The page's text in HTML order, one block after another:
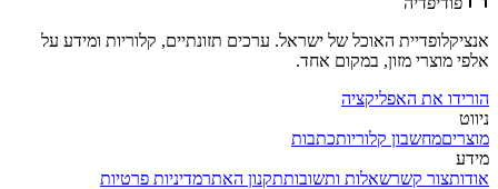
אנציקלופדיית האוכל של ישראל. ערכים תזונתיים, קלוריות ומידע על
אלפי מוצרי מזון, במקום אחד.
הורידו את האפליקציה
ניווט
מוצריםמחשבון קלוריותכתבות
מידע
אודותצור קשרשאלות ותשובותתקנון האתרמדיניות פרטיות